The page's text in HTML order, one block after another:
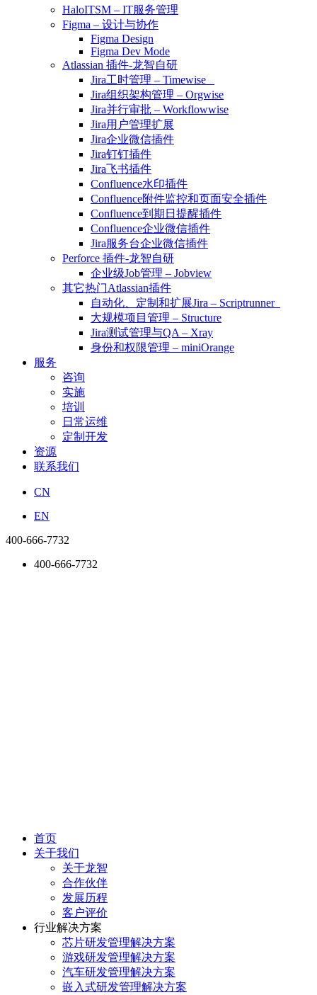
HaloITSM – IT服务管理
Figma – 设计与协作
Figma Design
Figma Dev Mode
Atlassian 插件-龙智自研
Jira工时管理 – Timewise
Jira组织架构管理 – Orgwise
Jira并行审批 – Workflowwise
Jira用户管理扩展
Jira企业微信插件
Jira钉钉插件
Jira飞书插件
Confluence水印插件
Confluence附件监控和页面安全插件
Confluence到期日提醒插件
Confluence企业微信插件
Jira服务台企业微信插件
Perforce 插件-龙智自研
企业级Job管理 – Jobview
其它热门Atlassian插件
自动化、定制和扩展Jira – Scriptrunner
大规模项目管理 – Structure
Jira测试管理与QA – Xray
身份和权限管理 – miniOrange
服务
咨询
实施
培训
日常运维
定制开发
资源
联系我们
CN
EN
400-666-7732
400-666-7732
首页
关于我们
关于龙智
合作伙伴
发展历程
客户评价
行业解决方案
芯片研发管理解决方案
游戏研发管理解决方案
汽车研发管理解决方案
嵌入式研发管理解决方案